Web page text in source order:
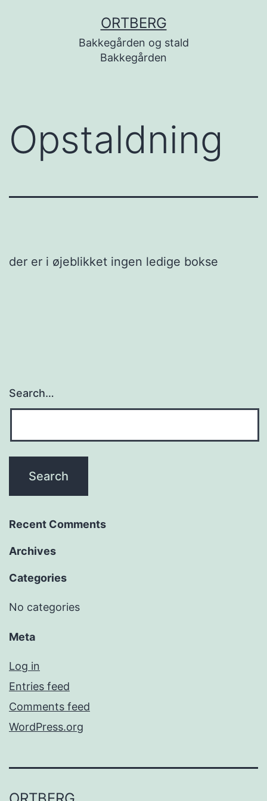
ORTBERG
Bakkegården og stald
Bakkegården
Opstaldning
der er i øjeblikket ingen ledige bokse
Search…
Recent Comments
Archives
Categories
No categories
Meta
Log in
Entries feed
Comments feed
WordPress.org